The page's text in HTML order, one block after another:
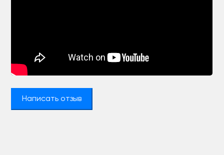
Написать отзыв